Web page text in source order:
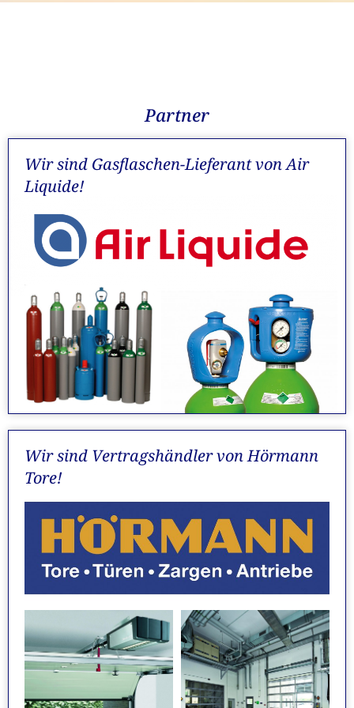
Partner
Wir sind Gasflaschen-Lieferant von Air
Liquide!
Wir sind Vertragshändler von Hörmann
Tore!